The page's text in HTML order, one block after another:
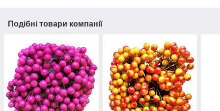
Подібні товари компанії